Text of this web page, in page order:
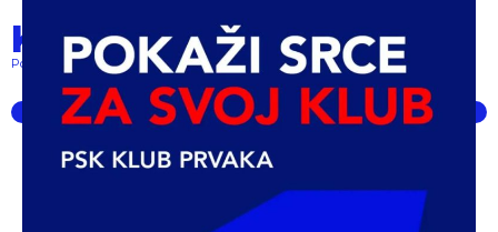
Klub prvaka
Pokret lokalnih klubova... powered by PSK